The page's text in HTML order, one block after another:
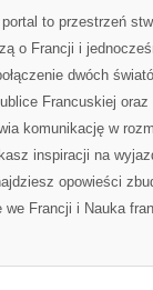
portal to przestrzeń
o Francji i
dwóch
Francuskiej
komunikację w
inspiracji na
opowieści
Francji i Nauka